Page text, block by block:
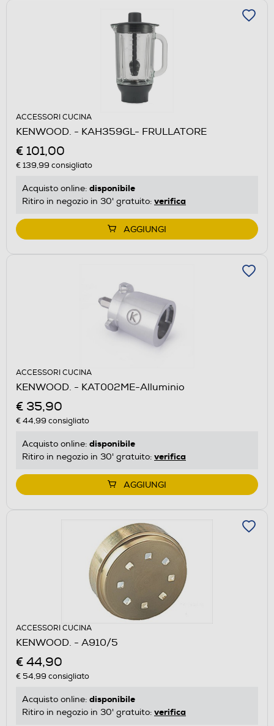
ACCESSORI CUCINA
KENWOOD. - KAH359GL- FRULLATORE
€ 101,00
€ 139,99 consigliato
Acquisto online: disponibile
Ritiro in negozio in 30' gratuito: verifica
AGGIUNGI
ACCESSORI CUCINA
KENWOOD. - KAT002ME-Alluminio
€ 35,90
€ 44,99 consigliato
Acquisto online: disponibile
Ritiro in negozio in 30' gratuito: verifica
AGGIUNGI
ACCESSORI CUCINA
KENWOOD. - A910/5
€ 44,90
€ 54,99 consigliato
Acquisto online: disponibile
Ritiro in negozio in 30' gratuito: verifica